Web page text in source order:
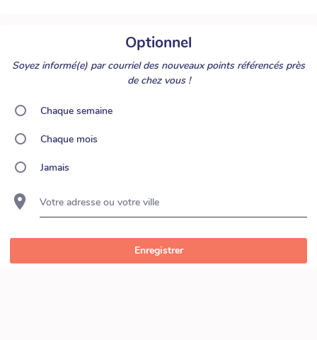
Optionnel
Soyez informé(e) par courriel des nouveaux points référencés près
de chez vous !
Chaque semaine
Chaque mois
Jamais
Votre adresse ou votre ville